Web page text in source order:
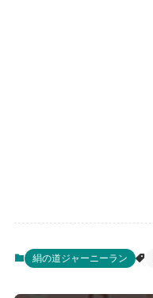
絹の道ジャーニーラン